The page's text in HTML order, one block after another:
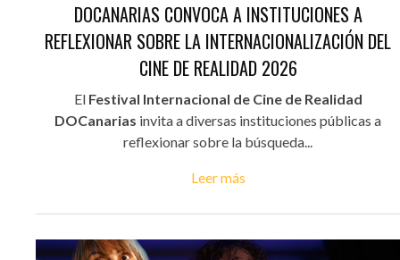
DOCANARIAS CONVOCA A INSTITUCIONES A
REFLEXIONAR SOBRE LA INTERNACIONALIZACIÓN DEL
CINE DE REALIDAD 2026
El Festival Internacional de Cine de Realidad
DOCanarias invita a diversas instituciones públicas a
reflexionar sobre la búsqueda...
Leer más